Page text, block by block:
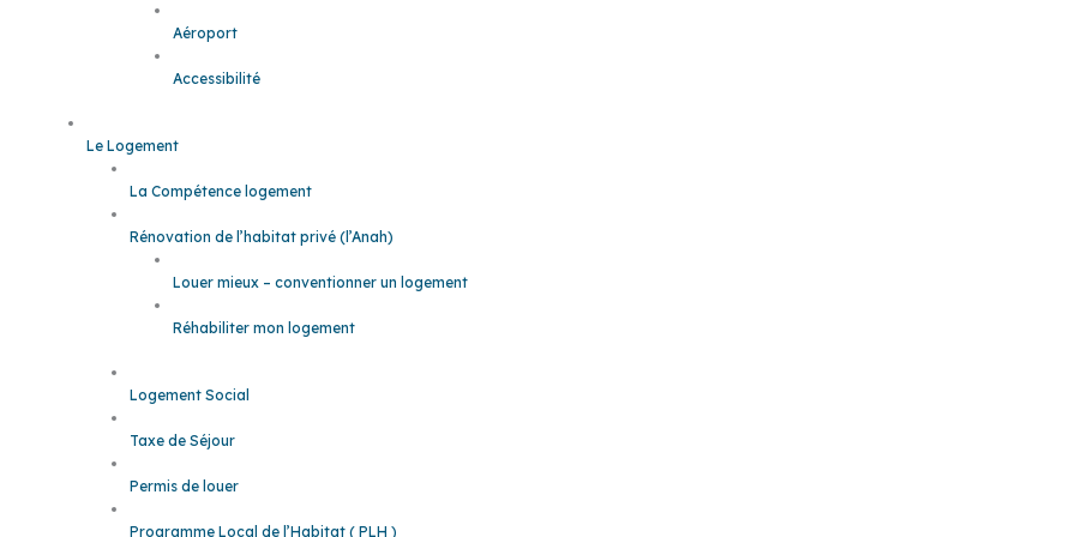
Aéroport
Accessibilité
Le Logement
La Compétence logement
Rénovation de l’habitat privé (l’Anah)
Louer mieux – conventionner un logement
Réhabiliter mon logement
Logement Social
Taxe de Séjour
Permis de louer
Programme Local de l’Habitat ( PLH )